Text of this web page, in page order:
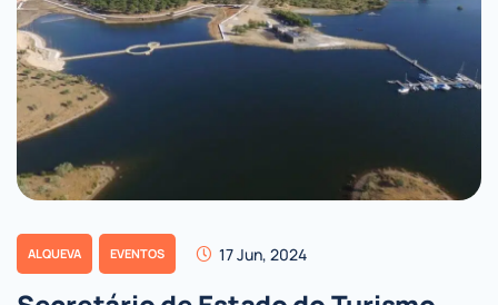
ALQUEVA EVENTOS 17 Jun, 2024